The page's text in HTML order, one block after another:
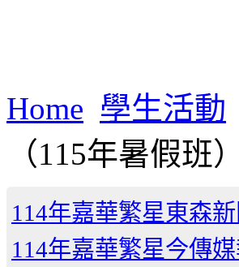
Home 學生活動
（115年暑假班）
114年嘉華繁星東森
114年嘉華繁星今傳